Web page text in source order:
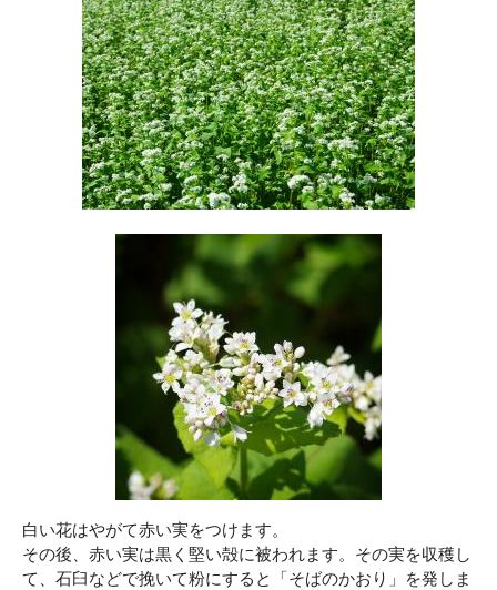
白い花はやがて赤い実をつけます。
その後、赤い実は黒く堅い殻に被われます。その実を収穫し
て、石臼などで挽いて粉にすると「そばのかおり」を発しま